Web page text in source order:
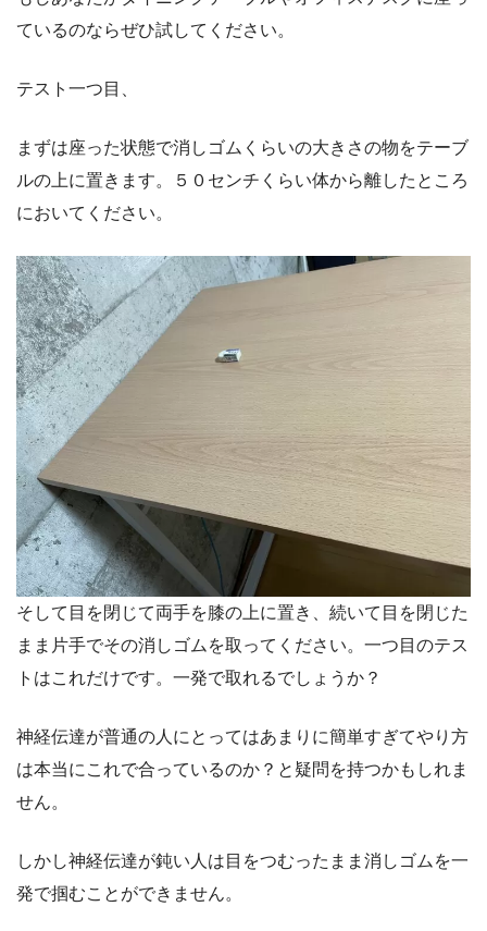
ているのならぜひ試してください。
テスト一つ目、
まずは座った状態で消しゴムくらいの大きさの物をテーブ
ルの上に置きます。５０センチくらい体から離したところ
においてください。
そして目を閉じて両手を膝の上に置き、続いて目を閉じた
まま片手でその消しゴムを取ってください。一つ目のテス
トはこれだけです。一発で取れるでしょうか？
神経伝達が普通の人にとってはあまりに簡単すぎてやり方
は本当にこれで合っているのか？と疑問を持つかもしれま
せん。
しかし神経伝達が鈍い人は目をつむったまま消しゴムを一
発で掴むことができません。